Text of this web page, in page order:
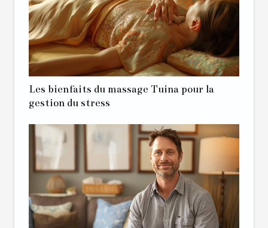
Les bienfaits du massage Tuina pour la
gestion du stress